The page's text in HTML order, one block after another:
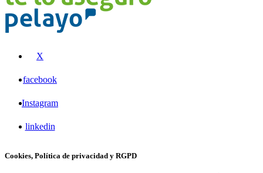
X
facebook
Instagram
linkedin
Cookies, Política de privacidad y RGPD